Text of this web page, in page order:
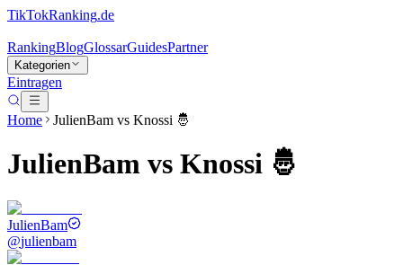
TikTokRanking.de
RankingBlogGlossarGuidesPartner
Kategorien
Eintragen
Home JulienBam vs Knossi 🤴
JulienBam vs Knossi 🤴
JulienBam
@julienbam